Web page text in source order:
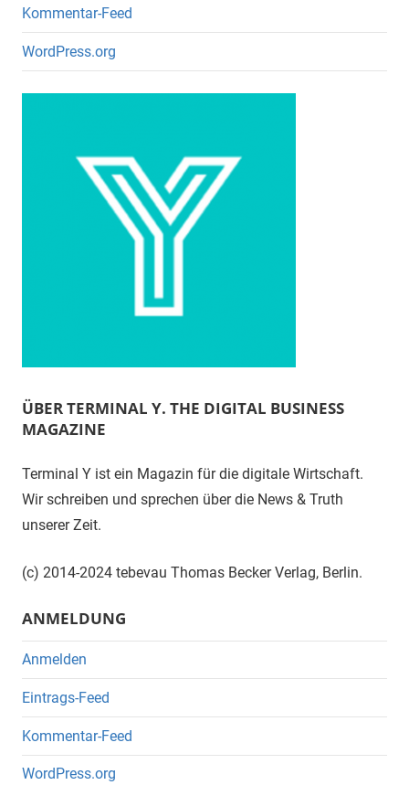
Kommentar-Feed
WordPress.org
ÜBER TERMINAL Y. THE DIGITAL BUSINESS
MAGAZINE
Terminal Y ist ein Magazin für die digitale Wirtschaft.
Wir schreiben und sprechen über die News & Truth
unserer Zeit.
(c) 2014-2024 tebevau Thomas Becker Verlag, Berlin.
ANMELDUNG
Anmelden
Eintrags-Feed
Kommentar-Feed
WordPress.org